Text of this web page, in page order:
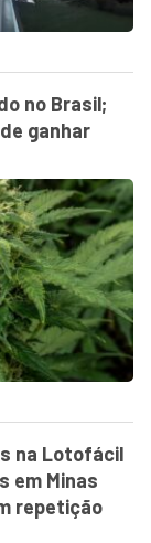
no Brasil;
ganhar
na Lotofácil
em Minas
repetição